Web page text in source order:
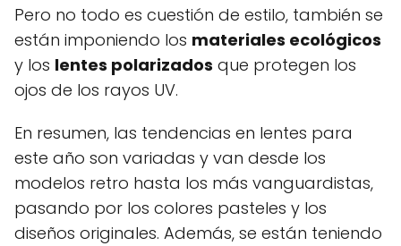
Pero no todo es cuestión de estilo, también se
están imponiendo los materiales ecológicos
y los lentes polarizados que protegen los
ojos de los rayos UV.
En resumen, las tendencias en lentes para
este año son variadas y van desde los
modelos retro hasta los más vanguardistas,
pasando por los colores pasteles y los
diseños originales. Además, se están teniendo